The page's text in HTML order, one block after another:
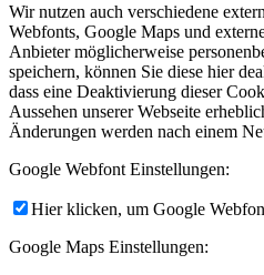
Wir nutzen auch verschiedene
Webfonts, Google Maps und
Anbieter möglicherweise
speichern, können Sie diese hier
dass eine Deaktivierung dieser
Aussehen unserer Webseite
Änderungen werden nach einem
Google Webfont Einstellungen:
Hier klicken, um Google
Google Maps Einstellungen: